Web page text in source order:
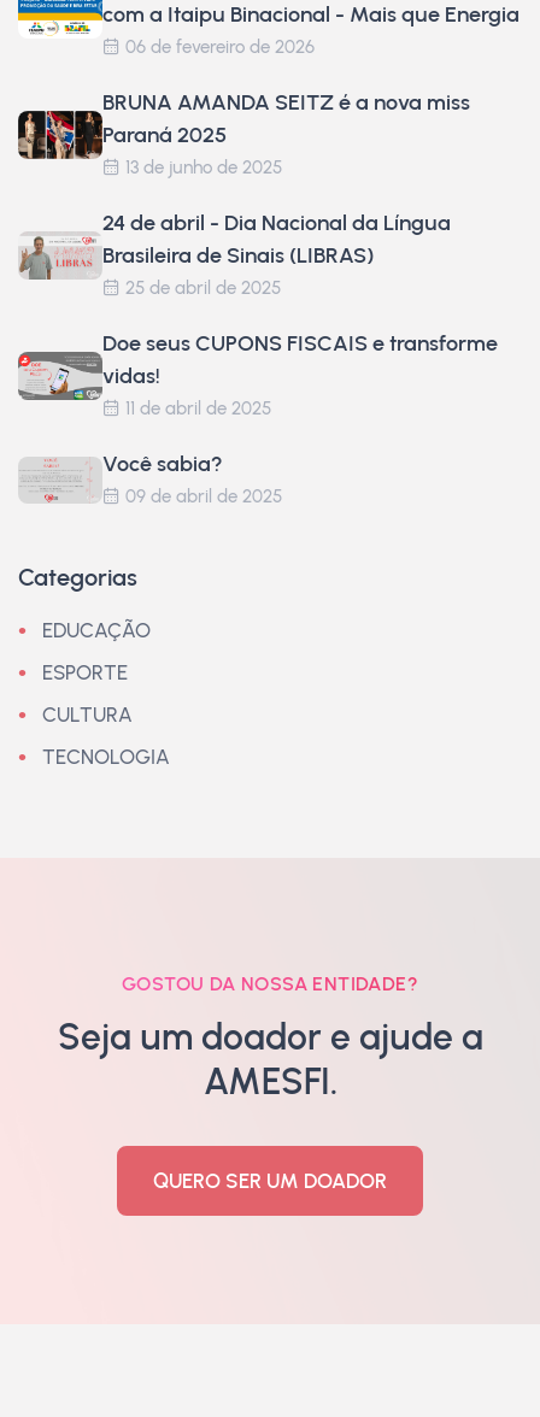
com a Itaipu Binacional - Mais que Energia
06 de fevereiro de 2026
BRUNA AMANDA SEITZ é a nova miss
Paraná 2025
13 de junho de 2025
24 de abril - Dia Nacional da Língua
Brasileira de Sinais (LIBRAS)
25 de abril de 2025
Doe seus CUPONS FISCAIS e transforme
vidas!
11 de abril de 2025
Você sabia?
09 de abril de 2025
Categorias
EDUCAÇÃO
ESPORTE
CULTURA
TECNOLOGIA
GOSTOU DA NOSSA ENTIDADE?
Seja um doador e ajude a
AMESFI.
QUERO SER UM DOADOR